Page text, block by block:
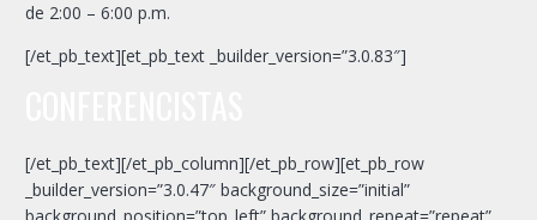
de 2:00 – 6:00 p.m.
[/et_pb_text][et_pb_text _builder_version=”3.0.83″]
[/et_pb_text][/et_pb_column][/et_pb_row][et_pb_row
_builder_version=”3.0.47″ background_size=”initial”